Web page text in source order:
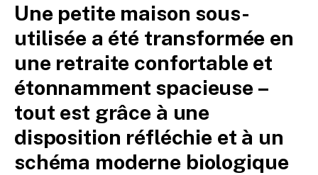
Une petite maison sous-
utilisée a été transformée en
une retraite confortable et
étonnamment spacieuse –
tout est grâce à une
disposition réfléchie et à un
schéma moderne biologique